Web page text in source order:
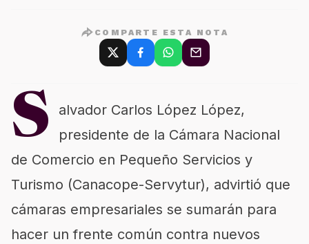
COMPARTE ESTA NOTA
S
alvador Carlos López López,
presidente de la Cámara Nacional
de Comercio en Pequeño Servicios y
Turismo (Canacope-Servytur), advirtió que
cámaras empresariales se sumarán para
hacer un frente común contra nuevos